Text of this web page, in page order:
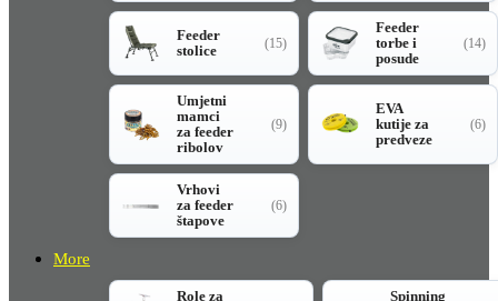
Feeder
stolice
(15)
Feeder
torbe i
posude
(14)
Umjetni
mamci
za feeder
ribolov
(9)
EVA
kutije za
predveze
(6)
Vrhovi
za feeder
štapove
(6)
More
Role za
Spinning